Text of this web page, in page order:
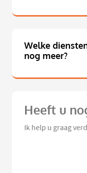
Welke
nog meer?
Heeft u
Ik help u graag